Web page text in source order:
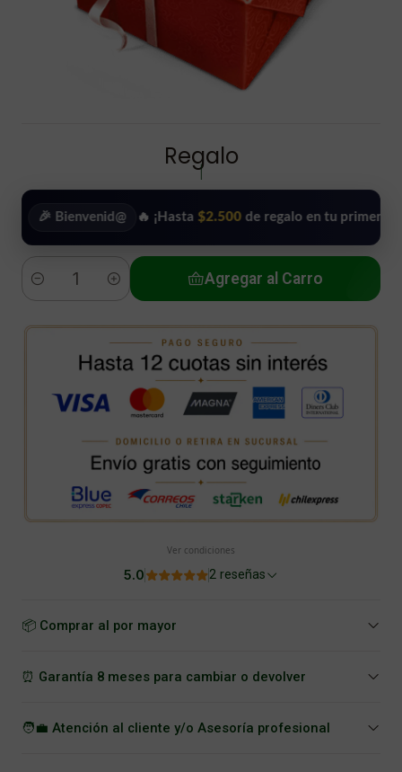
Regalo
|
Bienvenid@ 🔥 ¡Hasta $2.500 de regalo en tu primera compra!
Cantidad
Agregar al Carro
Ver condiciones
5.0 2 reseñas
📦 Comprar al por mayor
⏰ Garantía 8 meses para cambiar o devolver
🧑‍💼 Atención al cliente y/o Asesoría profesional